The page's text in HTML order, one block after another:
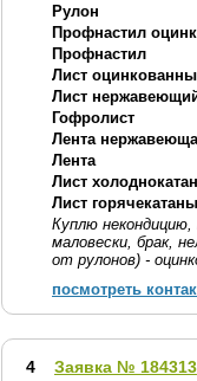
Рулон
Профнастил
Профнастил
Лист
Лист
Гофролист
Лента
Лента
Лист
Лист
Куплю
маловески, брак,
от рулонов) -
посмотреть
4 Заявка № 184313